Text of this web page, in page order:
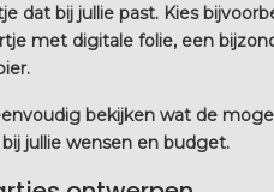
dat bij jullie past. Kies
met digitale folie, een
bekijken wat de
jullie wensen en budget.